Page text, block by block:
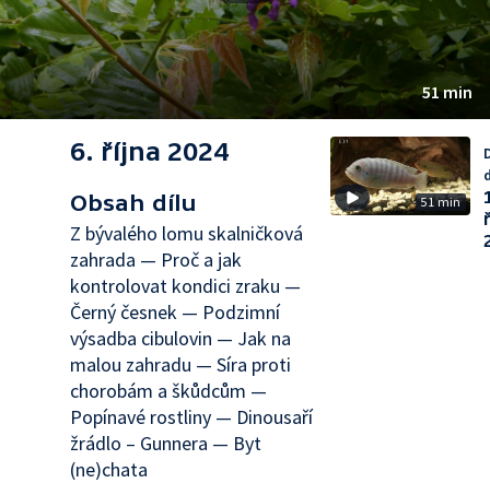
51 min
6. října 2024
Obsah dílu
Z bývalého lomu skalničková
zahrada — Proč a jak
kontrolovat kondici zraku —
Černý česnek — Podzimní
výsadba cibulovin — Jak na
malou zahradu — Síra proti
chorobám a škůdcům —
Popínavé rostliny — Dinousaří
žrádlo – Gunnera — Byt
(ne)chata
51 min